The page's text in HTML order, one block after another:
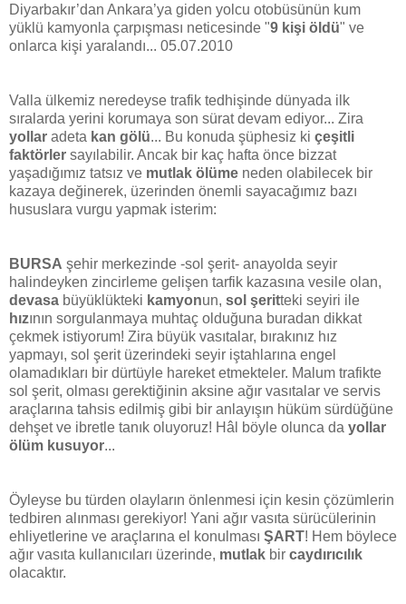
Diyarbakır’dan Ankara’ya giden yolcu otobüsünün kum
yüklü kamyonla çarpışması neticesinde "9 kişi öldü" ve
onlarca kişi yaralandı... 05.07.2010
Valla ülkemiz neredeyse trafik tedhişinde dünyada ilk
sıralarda yerini korumaya son sürat devam ediyor... Zira
yollar adeta kan gölü... Bu konuda şüphesiz ki çeşitli
faktörler sayılabilir. Ancak bir kaç hafta önce bizzat
yaşadığımız tatsız ve mutlak ölüme neden olabilecek bir
kazaya değinerek, üzerinden önemli sayacağımız bazı
hususlara vurgu yapmak isterim:
BURSA şehir merkezinde -sol şerit- anayolda seyir
halindeyken zincirleme gelişen tarfik kazasına vesile olan,
devasa büyüklükteki kamyonun, sol şeritteki seyiri ile
hızının sorgulanmaya muhtaç olduğuna buradan dikkat
çekmek istiyorum! Zira büyük vasıtalar, bırakınız hız
yapmayı, sol şerit üzerindeki seyir iştahlarına engel
olamadıkları bir dürtüyle hareket etmekteler. Malum trafikte
sol şerit, olması gerektiğinin aksine ağır vasıtalar ve servis
araçlarına tahsis edilmiş gibi bir anlayışın hüküm sürdüğüne
dehşet ve ibretle tanık oluyoruz! Hâl böyle olunca da yollar
ölüm kusuyor...
Öyleyse bu türden olayların önlenmesi için kesin çözümlerin
tedbiren alınması gerekiyor! Yani ağır vasıta sürücülerinin
ehliyetlerine ve araçlarına el konulması ŞART! Hem böylece
ağır vasıta kullanıcıları üzerinde, mutlak bir caydırıcılık
olacaktır.